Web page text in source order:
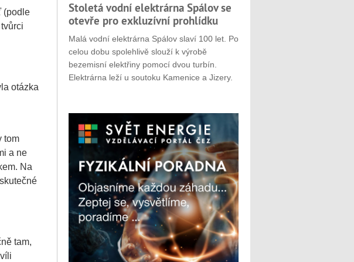
(podle
otázka
tom
a ne
Na
tam,
Stoletá vodní elektrárna Spálov se
otevře pro exkluzívní prohlídku
Malá vodní elektrárna Spálov slaví 100 let. Po
celou dobu spolehlivě slouží k výrobě
bezemisní elektřiny pomocí dvou turbín.
Elektrárna leží u soutoku Kamenice a Jizery.